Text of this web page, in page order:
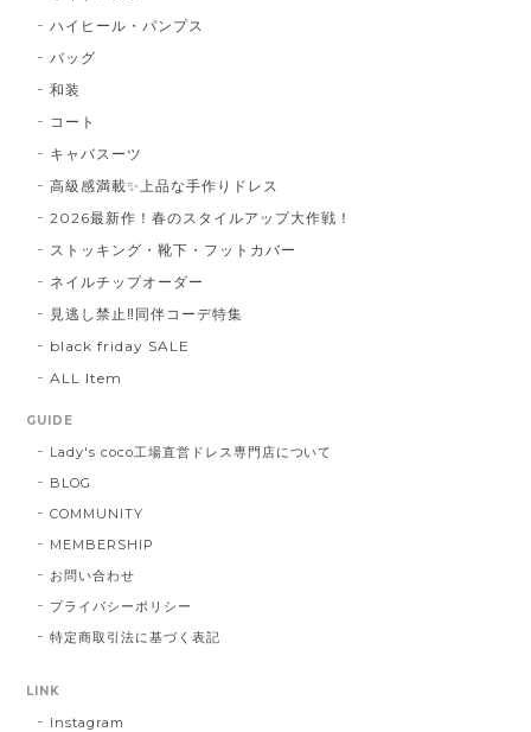
ハイヒール・パンプス
バッグ
和装
コート
キャバスーツ
高級感満載✨上品な手作りドレス
2026最新作！春のスタイルアップ大作戦！
ストッキング・靴下・フットカバー
ネイルチップオーダー
見逃し禁止‼同伴コーデ特集
black friday SALE
ALL Item
GUIDE
Lady's coco工場直営ドレス専門店について
BLOG
COMMUNITY
MEMBERSHIP
お問い合わせ
プライバシーポリシー
特定商取引法に基づく表記
LINK
Instagram